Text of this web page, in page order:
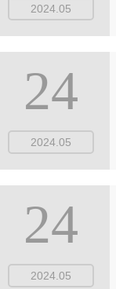
2024.05
2024.05
24
2024.05
24